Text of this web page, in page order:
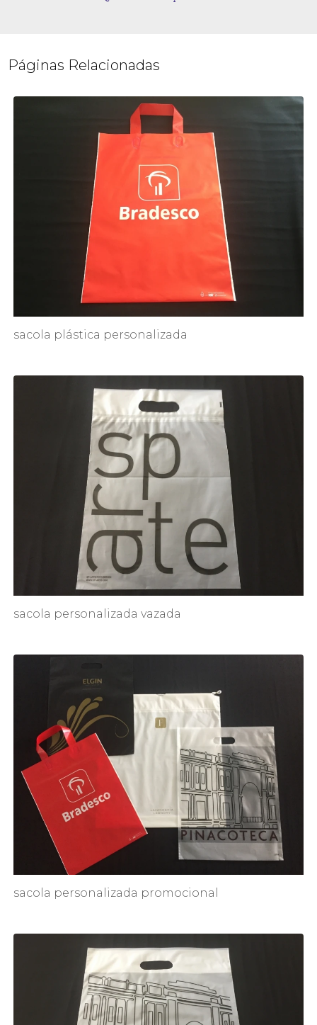
Páginas Relacionadas
sacola plástica personalizada
sacola personalizada vazada
sacola personalizada promocional